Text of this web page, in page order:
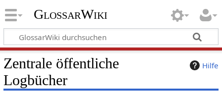
GlossarWiki
Hilfe
Zentrale öffentliche
Logbücher